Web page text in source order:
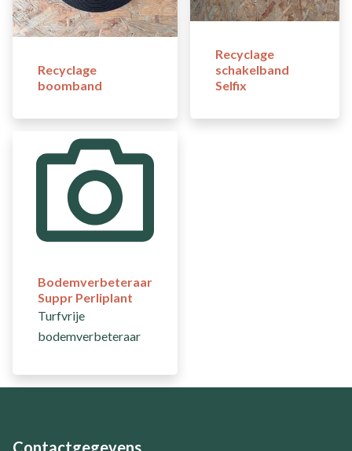
Recyclage
boomband
Recyclage
schakelband
Selfix
Bodemverbeteraar
Suppr Perliplant
Turfvrije
bodemverbeteraar